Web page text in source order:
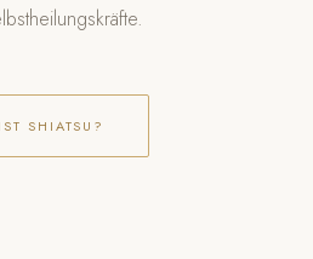
SHIATSU?